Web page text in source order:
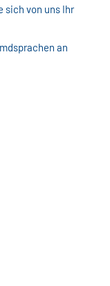
sich von uns Ihr
an